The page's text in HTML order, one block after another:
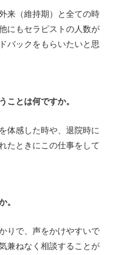
来（維持期）と全ての時
にもセラピストの人数が
バックをもらいたいと思
ことは何ですか。
体感した時や、退院時に
たときにこの仕事をして
。
りで、声をかけやすいで
兼ねなく相談することが